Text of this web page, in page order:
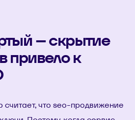
– скрытие
привело к
считает, что seo-продвижение